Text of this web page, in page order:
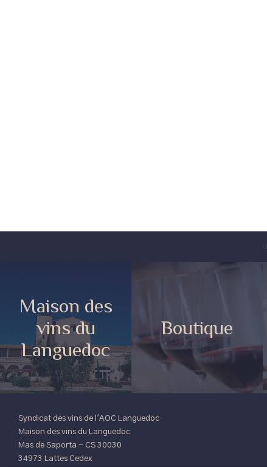
Maison des
vins du
Languedoc
Boutique
Syndicat des vins de l'AOC Languedoc
Maison des vins du Languedoc
Mas de Saporta - CS 30030
34973 Lattes Cedex